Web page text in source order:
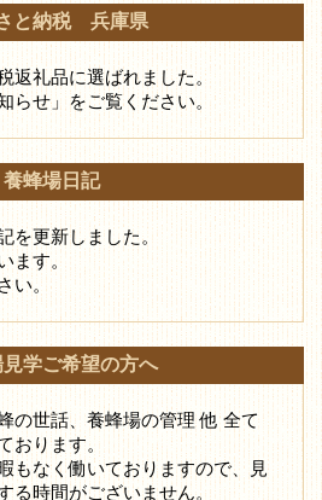
と納税 兵庫県
返礼品に選ばれました。
らせ」をご覧ください。
養蜂場日記
を更新しました。
ます。
い。
学ご希望の方へ
の世話、養蜂場の管理 他 全て
おります。
もなく働いておりますので、見
る時間がございません。